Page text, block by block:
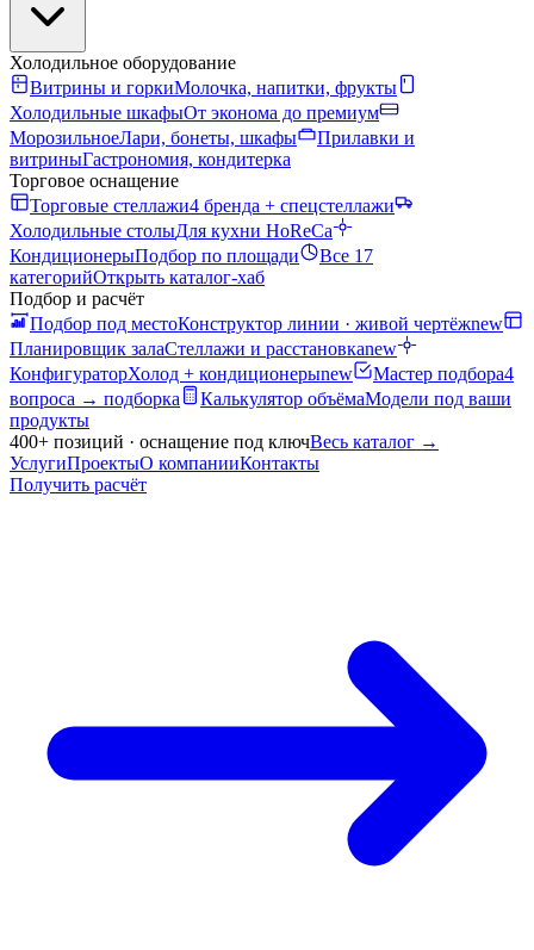
Холодильное оборудование
Витрины и горкиМолочка, напитки, фрукты
Холодильные шкафыОт эконома до премиум
МорозильноеЛари, бонеты, шкафы
Прилавки и
витриныГастрономия, кондитерка
Торговое оснащение
Торговые стеллажи4 бренда + спецстеллажи
Холодильные столыДля кухни HoReCa
КондиционерыПодбор по площади
Все 17
категорийОткрыть каталог-хаб
Подбор и расчёт
Подбор под местоКонструктор линии · живой чертёжnew
Планировщик залаСтеллажи и расстановкаnew
КонфигураторХолод + кондиционерыnew Мастер подбора4
вопроса → подборка
Калькулятор объёмаМодели под ваши
продукты
400+ позиций · оснащение под ключВесь каталог →
УслугиПроектыО компанииКонтакты
Получить расчёт